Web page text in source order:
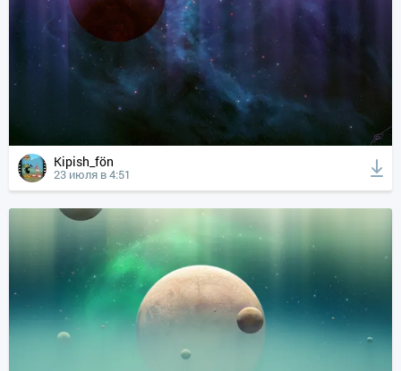
Kipish_fön
23 июля в 4:51